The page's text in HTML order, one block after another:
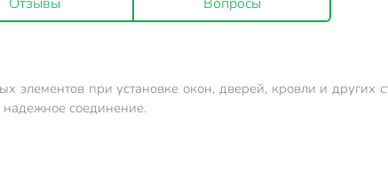
при установке окон, дверей, кровли и других
надежное соединение.